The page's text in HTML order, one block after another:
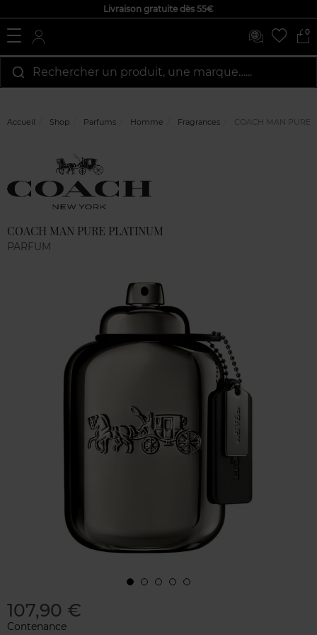
Livraison gratuite dès 55€
0
Rechercher un produit, une marque…...
Accueil Shop Parfums Homme Fragrances COACH MAN PURE
COACH MAN PURE PLATINUM
PARFUM
107,90 €
Contenance